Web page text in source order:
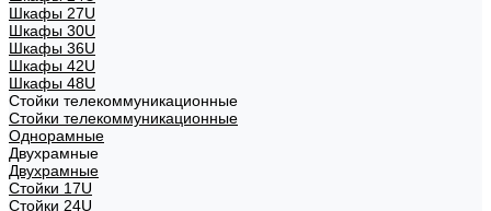
Шкафы 27U
Шкафы 30U
Шкафы 36U
Шкафы 42U
Шкафы 48U
Стойки телекоммуникационные
Стойки телекоммуникационные
Однорамные
Двухрамные
Двухрамные
Стойки 17U
Стойки 24U